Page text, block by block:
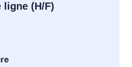
ligne (H/F)